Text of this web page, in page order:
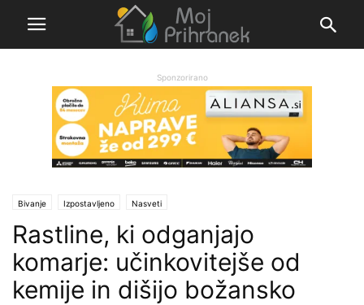
Sponzorirano
Bivanje Izpostavljeno Nasveti
Rastline, ki odganjajo
komarje: učinkovitejše od
kemije in dišijo božansko